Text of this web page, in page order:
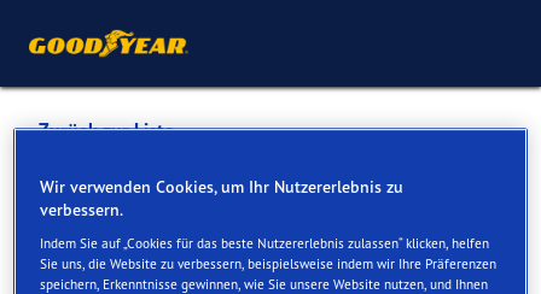
Zurück zur Liste
KOHLI SA AGENCE RENAULT
Dienste online und vor Ort verfügbar
Wir verwenden Cookies, um Ihr Nutzererlebnis zu
verbessern.
Indem Sie auf „Cookies für das beste Nutzererlebnis zulassen“ klicken, helfen
Sie uns, die Website zu verbessern, beispielsweise indem wir Ihre Präferenzen
speichern, Erkenntnisse gewinnen, wie Sie unsere Website nutzen, und Ihnen